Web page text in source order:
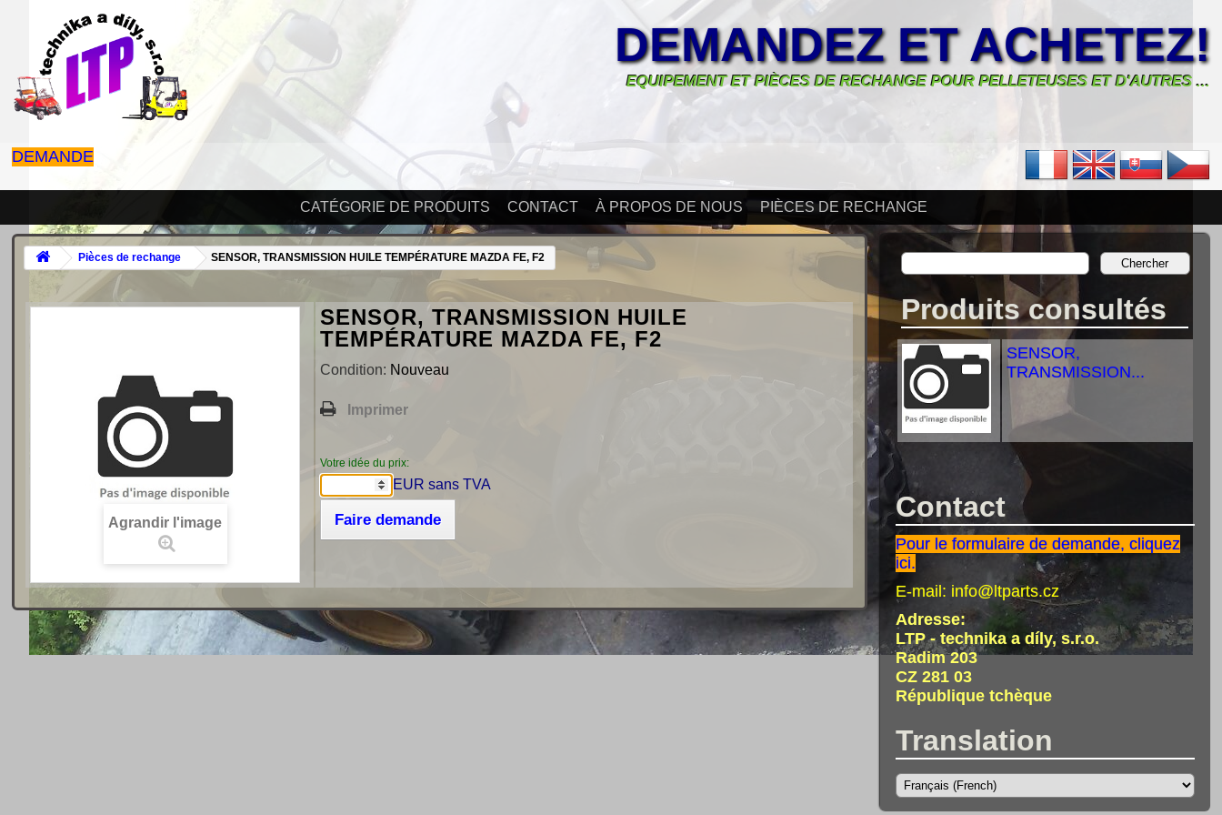
DEMANDEZ ET ACHETEZ!
EQUIPEMENT ET PIÈCES DE RECHANGE POUR PELLETEUSES ET D'AUTRES ...
DEMANDE
CATÉGORIE DE PRODUITS CONTACT À PROPOS DE NOUS PIÈCES DE RECHANGE
Produits consultés
SENSOR,
TRANSMISSION...
Contact
Pour le formulaire de demande, cliquez
ici.
E-mail: info@ltparts.cz
Adresse:
LTP - technika a díly, s.r.o.
Radim 203
CZ 281 03
République tchèque
Translation
Pièces de rechange SENSOR, TRANSMISSION HUILE TEMPÉRATURE MAZDA FE, F2
Agrandir l'image
SENSOR, TRANSMISSION HUILE
TEMPÉRATURE MAZDA FE, F2
Condition: Nouveau
Imprimer
Votre idée du prix:
EUR sans TVA
Faire demande